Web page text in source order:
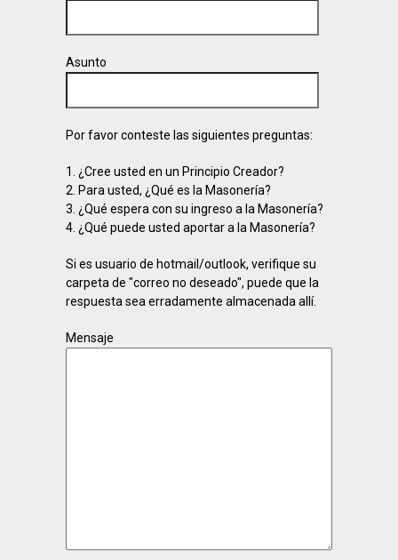
Asunto
Por favor conteste las siguientes preguntas:
1. ¿Cree usted en un Principio Creador?
2. Para usted, ¿Qué es la Masonería?
3. ¿Qué espera con su ingreso a la Masonería?
4. ¿Qué puede usted aportar a la Masonería?
Si es usuario de hotmail/outlook, verifique su
carpeta de "correo no deseado", puede que la
respuesta sea erradamente almacenada allí.
Mensaje